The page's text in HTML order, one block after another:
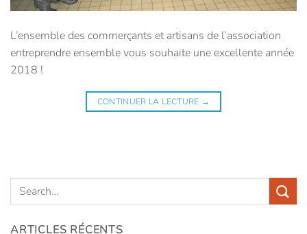
L’ensemble des commerçants et artisans de l’association
entreprendre ensemble vous souhaite une excellente année
2018 !
CONTINUER LA LECTURE →
ARTICLES RÉCENTS